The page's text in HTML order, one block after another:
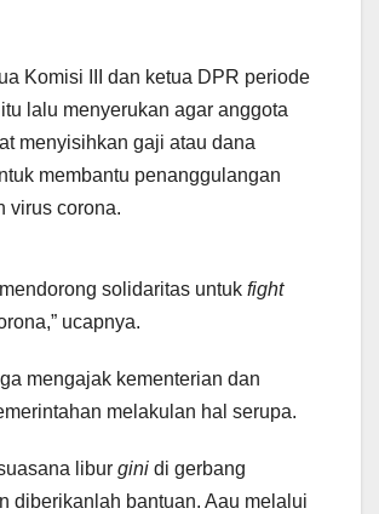
Komisi III dan ketua DPR periode
lalu menyerukan agar anggota
menyisihkan gaji atau dana
membantu penanggulangan
virus corona.
solidaritas untuk fight
ucapnya.
mengajak kementerian dan
melakulan hal serupa.
libur gini di gerbang
diberikanlah bantuan. Aau melalui